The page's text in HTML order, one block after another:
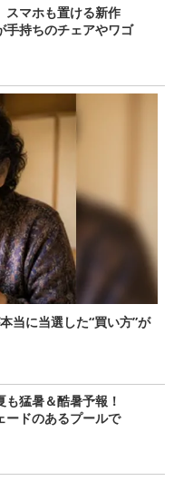
マホも置ける新作
手持ちのチェアやワゴ
当に当選した“買い方”が
も猛暑＆酷暑予報！
ードのあるプールで